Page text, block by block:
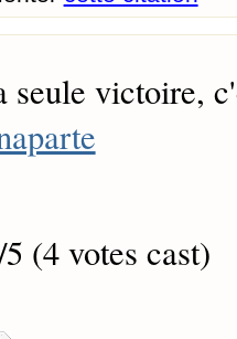
seule victoire,
(4 votes cast)